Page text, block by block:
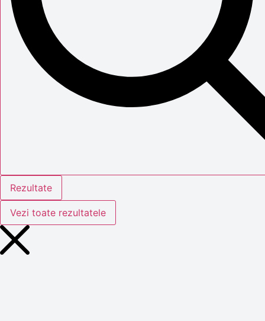
Rezultate
Vezi toate rezultatele